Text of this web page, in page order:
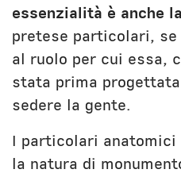
essenzialità è anche
pretese particolari,
al ruolo per cui essa,
stata prima
sedere la gente.
I particolari anatomici
la natura di